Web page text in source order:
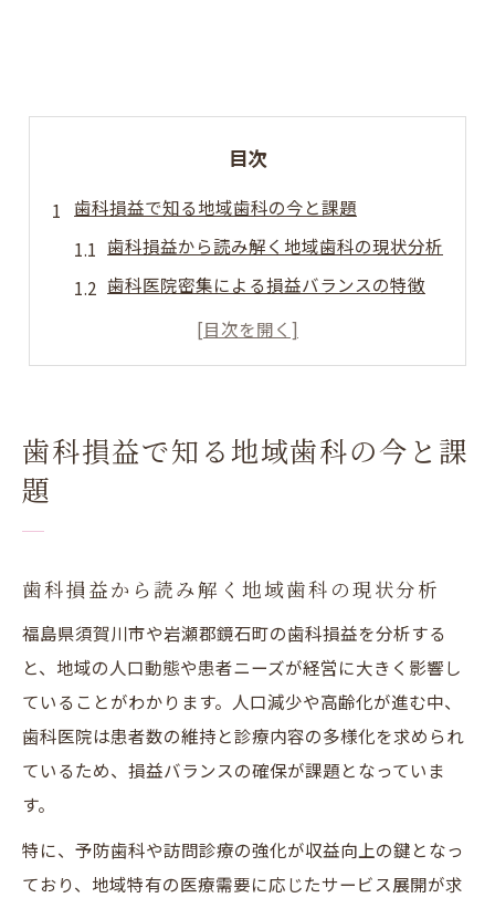
目次
歯科損益で知る地域歯科の今と課題
歯科損益から読み解く地域歯科の現状分析
歯科医院密集による損益バランスの特徴
歯科損益と医院数が与える地域課題とは
歯科損益の視点で見る地元医院の競争環境
信頼できる歯科医院選びの新常識
歯科医院選びに損益視点が必要な理由
損益データから探る信頼できる歯科医院像
経営環境から見た歯科医院の特色
歯科損益と地域経営環境の密接な関係性
歯科医院の損益構造に見る経営の特色
歯科損益が際立つ経営環境の特徴分析
歯科損益で読み解く医院経営の個性とは
歯科損益で知る地域歯科の今と課
題
歯科損益から読み解く地域歯科の現状分析
福島県須賀川市や岩瀬郡鏡石町の歯科損益を分析する
と、地域の人口動態や患者ニーズが経営に大きく影響し
ていることがわかります。人口減少や高齢化が進む中、
歯科医院は患者数の維持と診療内容の多様化を求められ
ているため、損益バランスの確保が課題となっていま
す。
特に、予防歯科や訪問診療の強化が収益向上の鍵となっ
ており、地域特有の医療需要に応じたサービス展開が求